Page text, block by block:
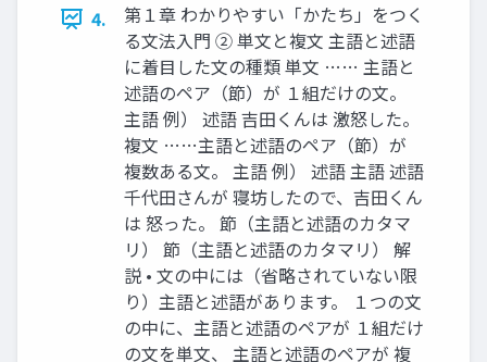
4.
第１章 わかりやすい「かたち」をつく
る文法入門 ② 単文と複文 主語と述語
に着目した文の種類 単文 …… 主語と
述語のペア（節）が １組だけの文。
主語 例） 述語 吉田くんは 激怒した。
複文 ……主語と述語のペア（節）が
複数ある文。 主語 例） 述語 主語 述語
千代田さんが 寝坊したので、吉田くん
は 怒った。 節（主語と述語のカタマ
リ） 節（主語と述語のカタマリ） 解
説 • 文の中には（省略されていない限
り）主語と述語があります。 １つの文
の中に、主語と述語のペアが １組だけ
の文を単文、 主語と述語のペアが 複